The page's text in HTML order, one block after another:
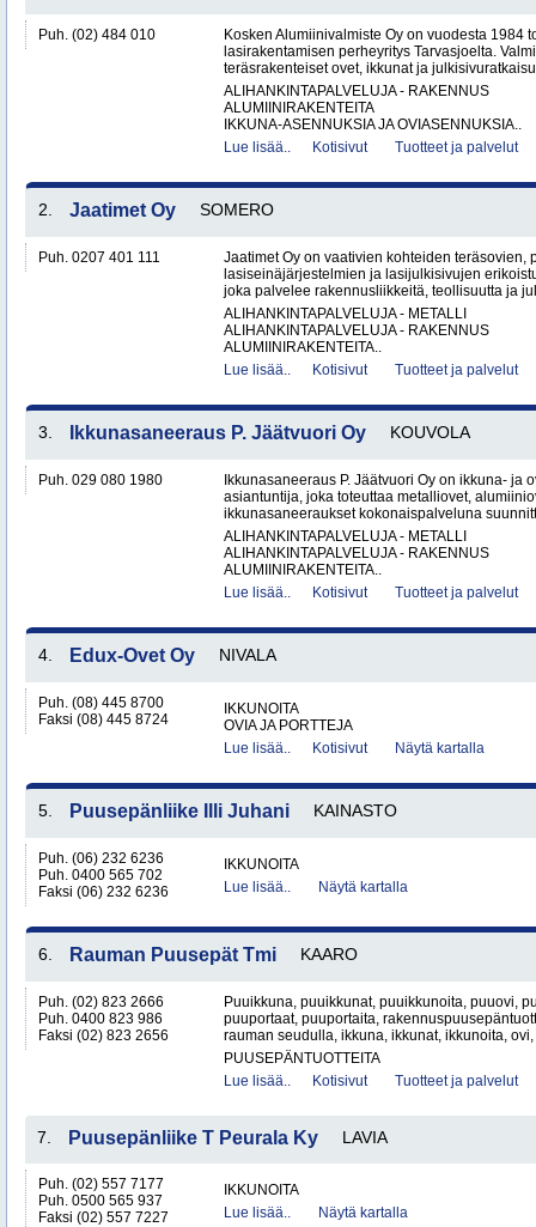
Puh. (02) 484 010
Kosken Alumiinivalmiste Oy on vuodesta 1984
lasirakentamisen perheyritys Tarvasjoelta.
teräsrakenteiset ovet, ikkunat ja
ALIHANKINTAPALVELUJA - RAKENNUS
ALUMIINIRAKENTEITA
IKKUNA-ASENNUKSIA JA OVIASENNUKSIA..
Lue lisää..
Kotisivut Tuotteet ja palvelut
2. Jaatimet Oy SOMERO
Puh. 0207 401 111
Jaatimet Oy on vaativien kohteiden teräsovien,
lasiseinäjärjestelmien ja lasijulkisivujen
joka palvelee rakennusliikkeitä, teollisuutta ja
ALIHANKINTAPALVELUJA - METALLI
ALIHANKINTAPALVELUJA - RAKENNUS
ALUMIINIRAKENTEITA..
Lue lisää..
Kotisivut Tuotteet ja palvelut
3. Ikkunasaneeraus P. Jäätvuori Oy KOUVOLA
Puh. 029 080 1980
Ikkunasaneeraus P. Jäätvuori Oy on ikkuna- ja
asiantuntija, joka toteuttaa metalliovet,
ikkunasaneeraukset kokonaispalveluna
ALIHANKINTAPALVELUJA - METALLI
ALIHANKINTAPALVELUJA - RAKENNUS
ALUMIINIRAKENTEITA..
Lue lisää..
Kotisivut Tuotteet ja palvelut
4. Edux-Ovet Oy NIVALA
Puh. (08) 445 8700
Faksi (08) 445 8724
IKKUNOITA
OVIA JA PORTTEJA
Lue lisää..
Kotisivut Näytä kartalla
5. Puusepänliike Illi Juhani KAINASTO
Puh. (06) 232 6236
Puh. 0400 565 702
Faksi (06) 232 6236
IKKUNOITA
Lue lisää..
Näytä kartalla
6. Rauman Puusepät Tmi KAARO
Puh. (02) 823 2666
Puh. 0400 823 986
Faksi (02) 823 2656
Puuikkuna, puuikkunat, puuikkunoita, puuovi,
puuportaat, puuportaita,
rauman seudulla, ikkuna, ikkunat, ikkunoita,
PUUSEPÄNTUOTTEITA
Lue lisää..
Kotisivut Tuotteet ja palvelut
7. Puusepänliike T Peurala Ky LAVIA
Puh. (02) 557 7177
Puh. 0500 565 937
Faksi (02) 557 7227
IKKUNOITA
Lue lisää..
Näytä kartalla